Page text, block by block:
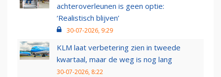
achteroverleunen is geen optie:
‘Realistisch blijven’
30-07-2026, 9:29
KLM laat verbetering zien in tweede
kwartaal, maar de weg is nog lang
30-07-2026, 8:22